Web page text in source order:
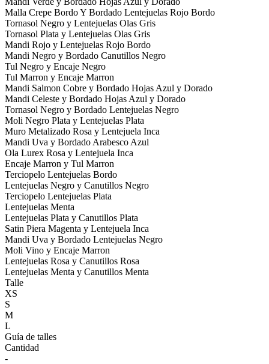
Malla Crepe Bordo Y Bordado Lentejuelas Rojo Bordo
Tornasol Negro y Lentejuelas Olas Gris
Tornasol Plata y Lentejuelas Olas Gris
Mandi Rojo y Lentejuelas Rojo Bordo
Mandi Negro y Bordado Canutillos Negro
Tul Negro y Encaje Negro
Tul Marron y Encaje Marron
Mandi Salmon Cobre y Bordado Hojas Azul y Dorado
Mandi Celeste y Bordado Hojas Azul y Dorado
Tornasol Negro y Bordado Lentejuelas Negro
Moli Negro Plata y Lentejuelas Plata
Muro Metalizado Rosa y Lentejuela Inca
Mandi Uva y Bordado Arabesco Azul
Ola Lurex Rosa y Lentejuela Inca
Encaje Marron y Tul Marron
Terciopelo Lentejuelas Bordo
Lentejuelas Negro y Canutillos Negro
Terciopelo Lentejuelas Plata
Lentejuelas Menta
Lentejuelas Plata y Canutillos Plata
Satin Piera Magenta y Lentejuela Inca
Mandi Uva y Bordado Lentejuelas Negro
Moli Vino y Encaje Marron
Lentejuelas Rosa y Canutillos Rosa
Lentejuelas Menta y Canutillos Menta
Talle
XS
S
M
L
Guía de talles
Cantidad
-